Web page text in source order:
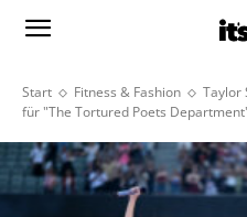
Start Fitness & Fashion
Taylor
für "The Tortured Poets